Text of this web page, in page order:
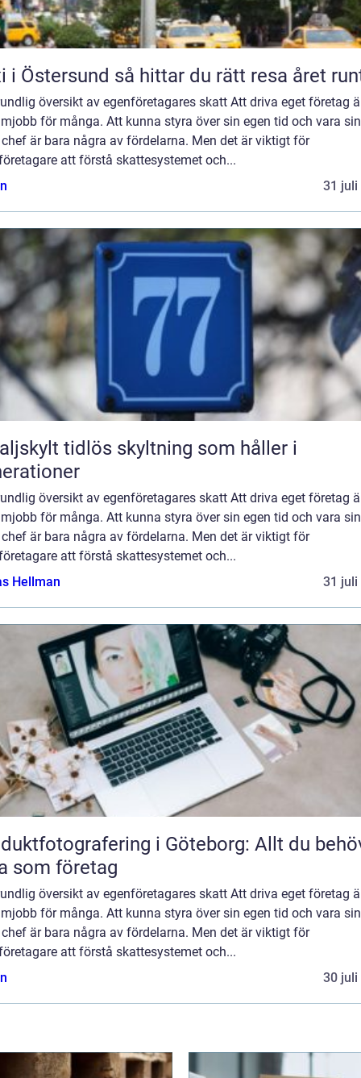
Taxi i Östersund så hittar du rätt resa året
översikt av egenföretagares skatt Att driva eget företag
för många. Att kunna styra över sin egen tid och vara sin
chef är bara några av fördelarna. Men det är viktigt för
att förstå skattesystemet och...
31 juli
skyltning som håller i
översikt av egenföretagares skatt Att driva eget företag
för många. Att kunna styra över sin egen tid och vara sin
chef är bara några av fördelarna. Men det är viktigt för
att förstå skattesystemet och...
Hellman
31 juli
i Göteborg: Allt du
som företag
översikt av egenföretagares skatt Att driva eget företag
för många. Att kunna styra över sin egen tid och vara sin
chef är bara några av fördelarna. Men det är viktigt för
att förstå skattesystemet och...
30 juli